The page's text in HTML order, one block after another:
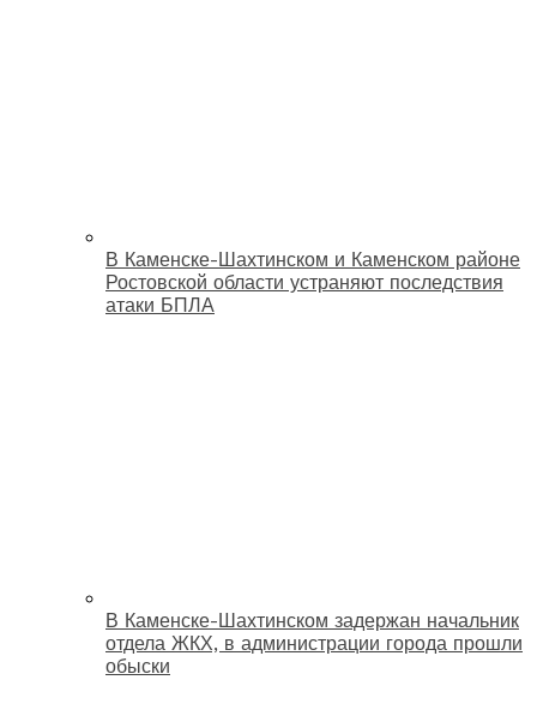
В Каменске-Шахтинском и Каменском районе
Ростовской области устраняют последствия
атаки БПЛА
В Каменске-Шахтинском задержан начальник
отдела ЖКХ, в администрации города прошли
обыски